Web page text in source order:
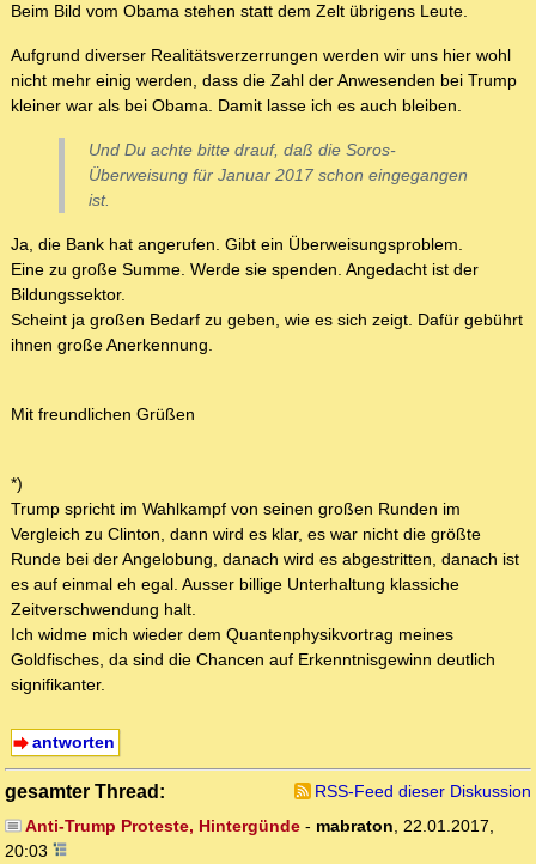
Beim Bild vom Obama stehen statt dem Zelt übrigens Leute.
Aufgrund diverser Realitätsverzerrungen werden wir uns hier wohl
nicht mehr einig werden, dass die Zahl der Anwesenden bei Trump
kleiner war als bei Obama. Damit lasse ich es auch bleiben.
Und Du achte bitte drauf, daß die Soros-
Überweisung für Januar 2017 schon eingegangen
ist.
Ja, die Bank hat angerufen. Gibt ein Überweisungsproblem.
Eine zu große Summe. Werde sie spenden. Angedacht ist der
Bildungssektor.
Scheint ja großen Bedarf zu geben, wie es sich zeigt. Dafür gebührt
ihnen große Anerkennung.
Mit freundlichen Grüßen
*)
Trump spricht im Wahlkampf von seinen großen Runden im
Vergleich zu Clinton, dann wird es klar, es war nicht die größte
Runde bei der Angelobung, danach wird es abgestritten, danach ist
es auf einmal eh egal. Ausser billige Unterhaltung klassiche
Zeitverschwendung halt.
Ich widme mich wieder dem Quantenphysikvortrag meines
Goldfisches, da sind die Chancen auf Erkenntnisgewinn deutlich
signifikanter.
antworten
gesamter Thread:
RSS-Feed dieser Diskussion
Anti-Trump Proteste, Hintergünde- mabraton, 22.01.2017,
20:03